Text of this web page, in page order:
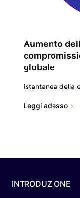
Aumento
globale
Istantanea della
Leggi adesso
INTRODUZIONE